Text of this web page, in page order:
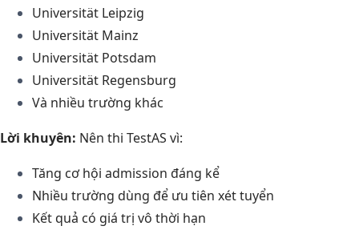
Universität Leipzig
Universität Mainz
Universität Potsdam
Universität Regensburg
Và nhiều trường khác
Lời khuyên: Nên thi TestAS vì:
Tăng cơ hội admission đáng kể
Nhiều trường dùng để ưu tiên xét tuyển
Kết quả có giá trị vô thời hạn